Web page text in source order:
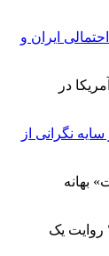
ایران و
نگرانی از
روایت یک